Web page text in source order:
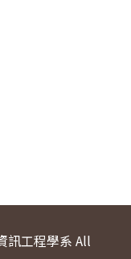
訊工程學系 All